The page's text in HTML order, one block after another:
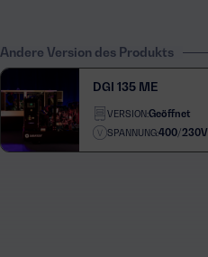
Andere Version des Produkts
DGI 135 ME
VERSION:Geöffnet
SPANNUNG:400/230V